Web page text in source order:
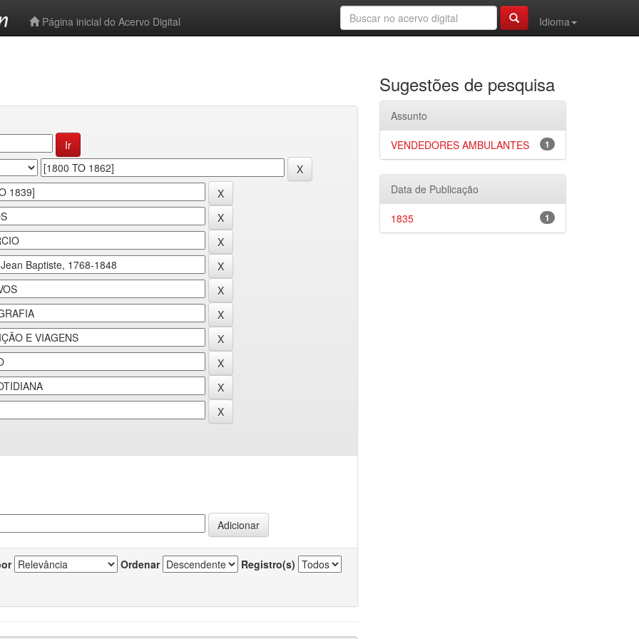
Página inicial do Acervo Digital
Idioma
Ordenar Registro(s)
Sugestões de pesquisa
Assunto
1
VENDEDORES AMBULANTES
Data de Publicação
1
1835